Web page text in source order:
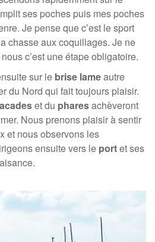
ses poches puis mes poches
Je pense que c’est le sport
chasse aux coquillages. Je ne
c’est une étape obligatoire.
sur le brise lameautre
du Nord qui fait toujours plaisir.
et du pharesachèveront
Nous prenons plaisir à sentir
et nous observons les
ensuite vers le portet ses